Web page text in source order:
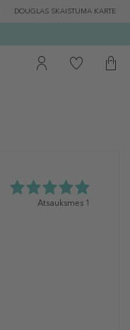
DOUGLAS SKAISTUMA KARTE
5.0
Atsauksmes 1